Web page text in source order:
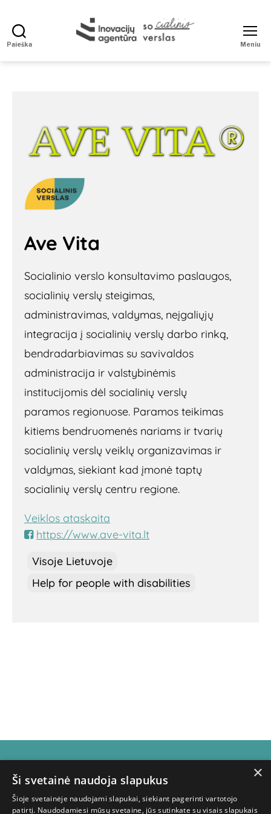
Paieška
Enterprise
Meniu
Visoje Lietuvoje
Help for people with disabilities
Ave Vita
Socialinio verslo konsultavimo paslaugos,
socialinių verslų steigimas,
administravimas, valdymas, neįgaliųjų
integracija į socialinių verslų darbo rinką,
bendradarbiavimas su savivaldos
administracija ir valstybinėmis
institucijomis dėl socialinių verslų
paramos regionuose. Paramos teikimas
kitiems bendruomenės nariams ir tvarių
socialinių verslų veiklų organizavimas ir
valdymas, siekiant kad įmonė taptų
socialinių verslų centru regione.
Veiklos ataskaita
https://www.ave-vita.lt
Subscribe for
×
Ši svetainė naudoja slapukus
Šioje svetainėje naudojami slapukai, siekiant pagerinti vartotojo
patirtį. Naudodamiesi mūsų svetaine, jūs sutinkate su visais slapukais